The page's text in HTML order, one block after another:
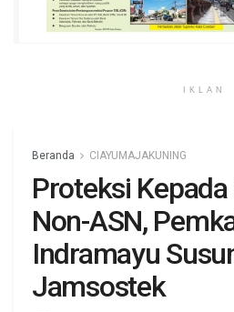
IKLAN
Beranda CIAYUMAJAKUNING
Proteksi
Non-ASN,
Indramayu
Jamsostek